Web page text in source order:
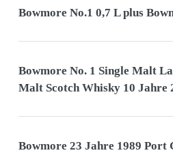
Bowmore No.1 0,7 L plus
Bowmore No. 1 Single Malt
Malt Scotch Whisky 10 Jahre
Bowmore 23 Jahre 1989